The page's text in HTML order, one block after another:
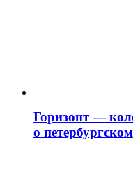
Горизонт —
о